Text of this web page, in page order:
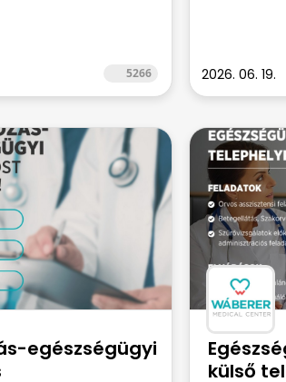
5266 2026. 06. 19.
egészségügyi
külső